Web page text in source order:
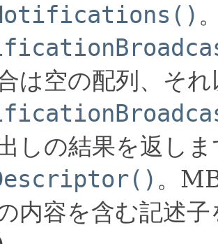
は空の配列、そ
しの結果を返し
。
内容を含む記述